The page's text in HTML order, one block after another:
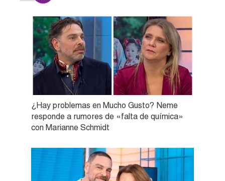
¿Hay problemas en Mucho Gusto? Neme
responde a rumores de «falta de química»
con Marianne Schmidt